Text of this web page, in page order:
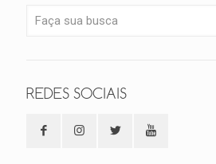
REDES SOCIAIS